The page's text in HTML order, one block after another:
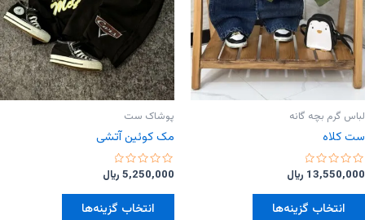
لباس گرم بچه گانه
ست کلاه
امتیاز
از
13,550,000 ﷼
انتخاب گزینه‌ها
این
پوشاک ست
مک کوئین آتشی
امتیاز
از
5,250,000 ﷼
انتخاب گزینه‌ها
این